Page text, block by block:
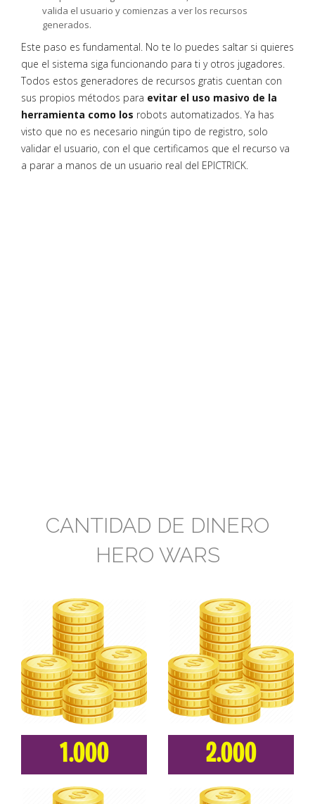
valida el usuario y comienzas a ver los recursos
generados.
Este paso es fundamental. No te lo puedes saltar si quieres
que el sistema siga funcionando para ti y otros jugadores.
Todos estos generadores de recursos gratis cuentan con
sus propios métodos para evitar el uso masivo de la
herramienta como los robots automatizados. Ya has
visto que no es necesario ningún tipo de registro, solo
validar el usuario, con el que certificamos que el recurso va
a parar a manos de un usuario real del EPICTRICK.
CANTIDAD DE DINERO
HERO WARS
1.000 2.000